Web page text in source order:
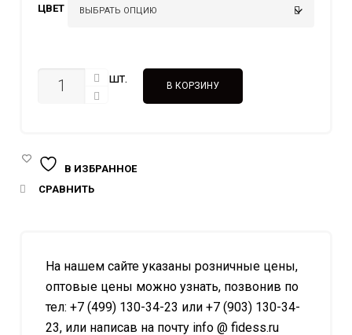
ЦВЕТ
КОЛИЧЕСТВО шт. В КОРЗИНУ
В ИЗБРАННОЕ
СРАВНИТЬ
На нашем сайте указаны розничные цены,
оптовые цены можно узнать, позвонив по
тел: +7 (499) 130-34-23 или +7 (903) 130-34-
23, или написав на почту info @ fidess.ru